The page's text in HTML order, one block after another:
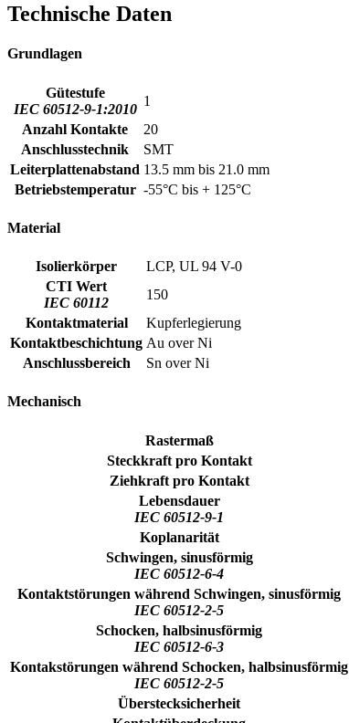
Technische Daten
Grundlagen
Gütestufe
IEC 60512-9-1:2010
1
Anzahl Kontakte
20
Anschlusstechnik
SMT
Leiterplattenabstand 13.5 mm bis 21.0 mm
Betriebstemperatur -55°C bis + 125°C
Material
Isolierkörper
LCP, UL 94 V-0
CTI Wert
IEC 60112
150
Kontaktmaterial
Kupferlegierung
Kontaktbeschichtung Au over Ni
Anschlussbereich
Sn over Ni
Mechanisch
Rastermaß
Steckkraft pro Kontakt
Ziehkraft pro Kontakt
Lebensdauer
IEC 60512-9-1
Koplanarität
Schwingen, sinusförmig
IEC 60512-6-4
Kontaktstörungen während Schwingen, sinusförmig
IEC 60512-2-5
Schocken, halbsinusförmig
IEC 60512-6-3
Kontakstörungen während Schocken, halbsinusförmig
IEC 60512-2-5
Überstecksicherheit